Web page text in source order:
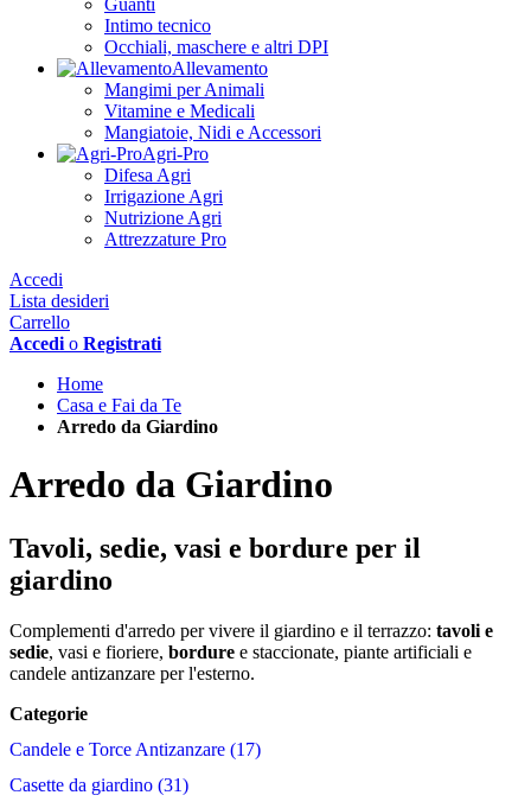
Guanti
Intimo tecnico
Occhiali, maschere e altri DPI
Allevamento
Mangimi per Animali
Vitamine e Medicali
Mangiatoie, Nidi e Accessori
Agri-Pro
Difesa Agri
Irrigazione Agri
Nutrizione Agri
Attrezzature Pro
Accedi
Lista desideri
Carrello
Accedi o Registrati
Home
Casa e Fai da Te
Arredo da Giardino
Arredo da Giardino
Tavoli, sedie, vasi e bordure per il
giardino
Complementi d'arredo per vivere il giardino e il terrazzo: tavoli e
sedie, vasi e fioriere, bordure e staccionate, piante artificiali e
candele antizanzare per l'esterno.
Categorie
Candele e Torce Antizanzare 17
Casette da giardino 31